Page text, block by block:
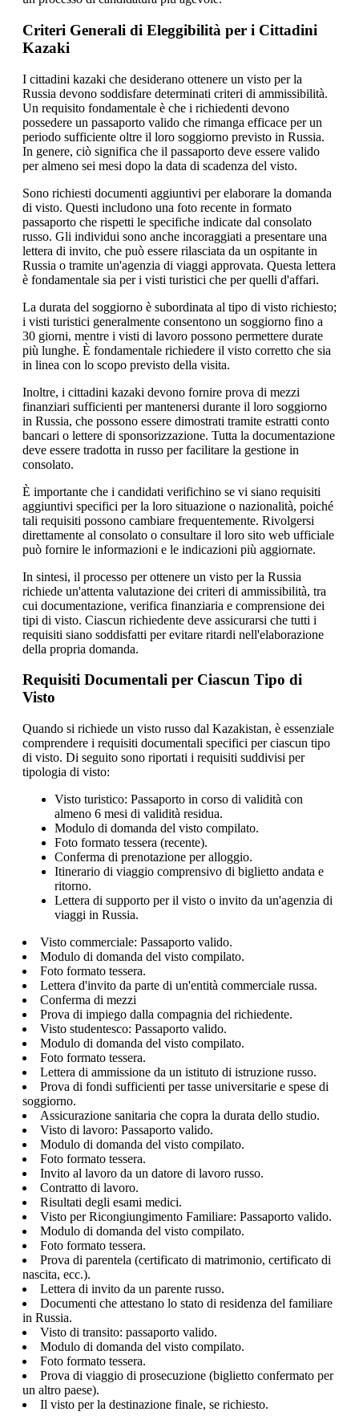
Criteri Generali di Eleggibilità per i Cittadini
Kazaki
I cittadini kazaki che desiderano ottenere un visto per la
Russia devono soddisfare determinati criteri di ammissibilità.
Un requisito fondamentale è che i richiedenti devono
possedere un passaporto valido che rimanga efficace per un
periodo sufficiente oltre il loro soggiorno previsto in Russia.
In genere, ciò significa che il passaporto deve essere valido
per almeno sei mesi dopo la data di scadenza del visto.
Sono richiesti documenti aggiuntivi per elaborare la domanda
di visto. Questi includono una foto recente in formato
passaporto che rispetti le specifiche indicate dal consolato
russo. Gli individui sono anche incoraggiati a presentare una
lettera di invito, che può essere rilasciata da un ospitante in
Russia o tramite un'agenzia di viaggi approvata. Questa lettera
è fondamentale sia per i visti turistici che per quelli d'affari.
La durata del soggiorno è subordinata al tipo di visto richiesto;
i visti turistici generalmente consentono un soggiorno fino a
30 giorni, mentre i visti di lavoro possono permettere durate
più lunghe. È fondamentale richiedere il visto corretto che sia
in linea con lo scopo previsto della visita.
Inoltre, i cittadini kazaki devono fornire prova di mezzi
finanziari sufficienti per mantenersi durante il loro soggiorno
in Russia, che possono essere dimostrati tramite estratti conto
bancari o lettere di sponsorizzazione. Tutta la documentazione
deve essere tradotta in russo per facilitare la gestione in
consolato.
È importante che i candidati verifichino se vi siano requisiti
aggiuntivi specifici per la loro situazione o nazionalità, poiché
tali requisiti possono cambiare frequentemente. Rivolgersi
direttamente al consolato o consultare il loro sito web ufficiale
può fornire le informazioni e le indicazioni più aggiornate.
In sintesi, il processo per ottenere un visto per la Russia
richiede un'attenta valutazione dei criteri di ammissibilità, tra
cui documentazione, verifica finanziaria e comprensione dei
tipi di visto. Ciascun richiedente deve assicurarsi che tutti i
requisiti siano soddisfatti per evitare ritardi nell'elaborazione
della propria domanda.
Requisiti Documentali per Ciascun Tipo di
Visto
Quando si richiede un visto russo dal Kazakistan, è essenziale
comprendere i requisiti documentali specifici per ciascun tipo
di visto. Di seguito sono riportati i requisiti suddivisi per
tipologia di visto:
Visto turistico: Passaporto in corso di validità con
almeno 6 mesi di validità residua.
Modulo di domanda del visto compilato.
Foto formato tessera (recente).
Conferma di prenotazione per alloggio.
Itinerario di viaggio comprensivo di biglietto andata e
ritorno.
Lettera di supporto per il visto o invito da un'agenzia di
viaggi in Russia.
Visto commerciale: Passaporto valido.
Modulo di domanda del visto compilato.
Foto formato tessera.
Lettera d'invito da parte di un'entità commerciale russa.
Conferma di mezzi
Prova di impiego dalla compagnia del richiedente.
Visto studentesco: Passaporto valido.
Modulo di domanda del visto compilato.
Foto formato tessera.
Lettera di ammissione da un istituto di istruzione russo.
Prova di fondi sufficienti per tasse universitarie e spese di
soggiorno.
Assicurazione sanitaria che copra la durata dello studio.
Visto di lavoro: Passaporto valido.
Modulo di domanda del visto compilato.
Foto formato tessera.
Invito al lavoro da un datore di lavoro russo.
Contratto di lavoro.
Risultati degli esami medici.
Visto per Ricongiungimento Familiare: Passaporto valido.
Modulo di domanda del visto compilato.
Foto formato tessera.
Prova di parentela (certificato di matrimonio, certificato di
nascita, ecc.).
Lettera di invito da un parente russo.
Documenti che attestano lo stato di residenza del familiare
in Russia.
Visto di transito: passaporto valido.
Modulo di domanda del visto compilato.
Foto formato tessera.
Prova di viaggio di prosecuzione (biglietto confermato per
un altro paese).
Il visto per la destinazione finale, se richiesto.